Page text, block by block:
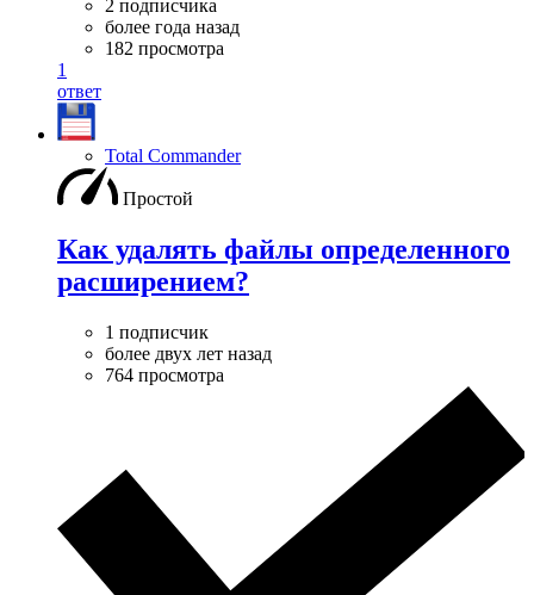
2 подписчика
более года назад
182 просмотра
1
ответ
Total Commander
Простой
Как удалять файлы определенного
расширением?
1 подписчик
более двух лет назад
764 просмотра